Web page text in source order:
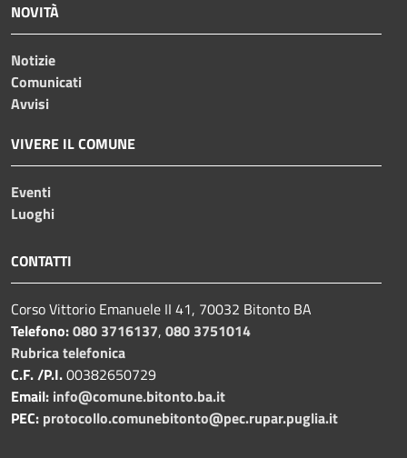
NOVITÀ
Notizie
Comunicati
Avvisi
VIVERE IL COMUNE
Eventi
Luoghi
CONTATTI
Corso Vittorio Emanuele II 41, 70032 Bitonto BA
Telefono:080 3716137, 080 3751014
Rubrica telefonica
C.F. /P.I.00382650729
Email: info@comune.bitonto.ba.it
PEC: protocollo.comunebitonto@pec.rupar.puglia.it